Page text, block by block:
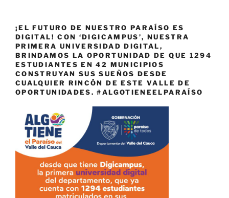
¡EL FUTURO DE NUESTRO PARAÍSO ES
DIGITAL! CON ‘DIGICAMPUS’, NUESTRA
PRIMERA UNIVERSIDAD DIGITAL,
BRINDAMOS LA OPORTUNIDAD DE QUE 1294
ESTUDIANTES EN 42 MUNICIPIOS
CONSTRUYAN SUS SUEÑOS DESDE
CUALQUIER RINCÓN DE ESTE VALLE DE
OPORTUNIDADES. #ALGOTIENEELPARAÍSO